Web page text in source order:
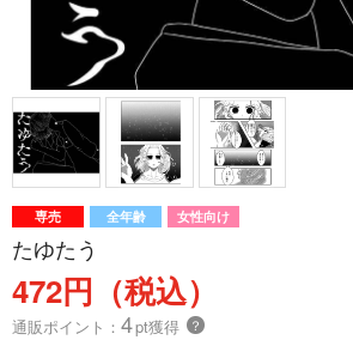
専売 全年齢 女性向け
たゆたう
472円（税込）
通販ポイント： 4pt獲得 ？